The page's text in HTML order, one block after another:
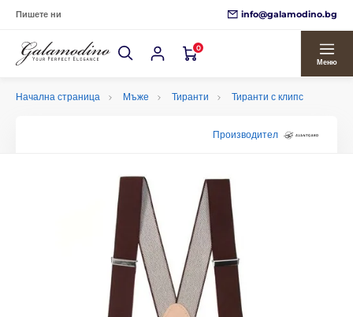
Пишете ни info@galamodino.bg
0
Меню
Начална страница Мъже Тиранти Тиранти с клипс
Производител